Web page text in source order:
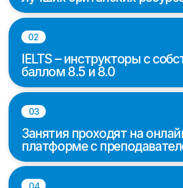
Полный курс – 15 уроков
Занятия от 2 до 5 раз в
неделю по 90 минут
Наши преимущества
Хотим рассказать, почему стоит
выбрать онлайн школу английского
английского языка и подготовки к
международным экзаменам